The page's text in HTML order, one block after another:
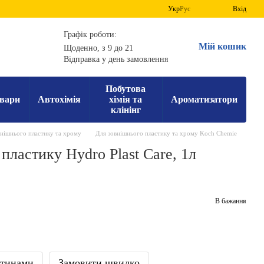
УкрРус Вхід
Графік роботи:
Щоденно, з 9 до 21
Відправка у день замовлення
Мій кошик
Автохімія
Побутова
хімія та
клінінг
Ароматизатори
пластику та хрому Для зовнішнього пластику та хрому Koch Chemie
пластику Hydro Plast Care, 1л
В бажання